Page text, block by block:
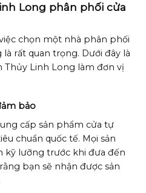
Long phân phối cửa
chọn một nhà phân phối
rất quan trọng. Dưới đây là
Linh Long làm đơn vị
bảo
cấp sản phẩm cửa tự
chuẩn quốc tế. Mọi sản
kỹ lưỡng trước khi đưa đến
bạn sẽ nhận được sản